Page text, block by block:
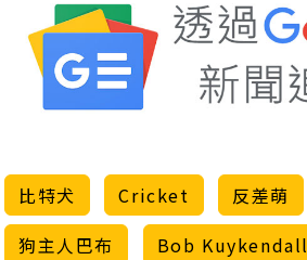
比特犬 Cricket 反差萌
狗主人巴布
Bob Kuykendall